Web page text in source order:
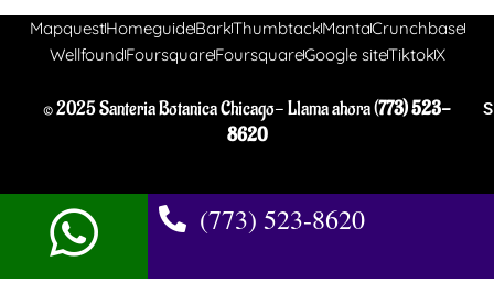
MapquestHomeguideBarkThumbtackMantaCrunchbase
WellfoundFoursquareFoursquareGoogle siteTiktokX
© 2025 Santeria Botanica Chicago- Llama ahora (773) 523-
8620
(773) 523-8620